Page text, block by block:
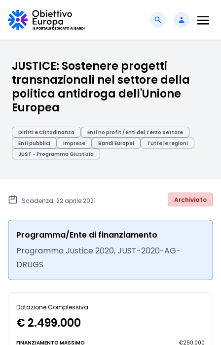
JUSTICE: Sostenere progetti
transnazionali nel settore della
politica antidroga dell'Unione
Europea
Diritti e Cittadinanza
Enti no profit / Enti del Terzo Settore
Enti pubblici
Imprese Bandi Europei
Tutte le regioni
JUST - Programma Giustizia
Scadenza: 22 aprile 2021 Archiviato
Programma/Ente di finanziamento
Programma Justice 2020, JUST-2020-AG-
DRUGS
Dotazione Complessiva
€ 2.499.000
FINANZIAMENTO MASSIMO €250.000